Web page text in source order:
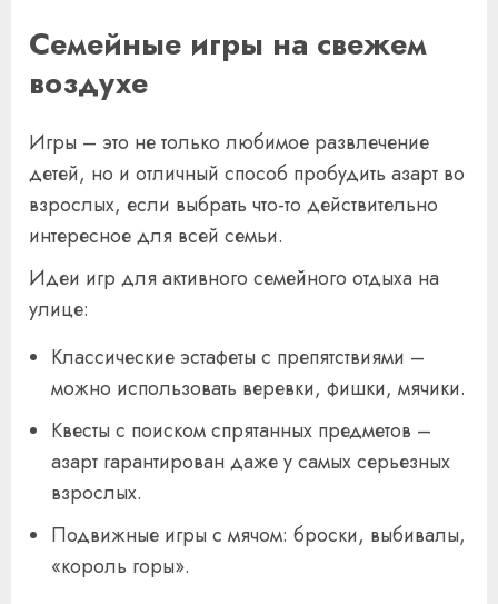
Семейные игры на свежем
воздухе
Игры – это не только любимое развлечение
детей, но и отличный способ пробудить азарт во
взрослых, если выбрать что-то действительно
интересное для всей семьи.
Идеи игр для активного семейного отдыха на
улице:
Классические эстафеты с препятствиями –
можно использовать веревки, фишки, мячики.
Квесты с поиском спрятанных предметов –
азарт гарантирован даже у самых серьезных
взрослых.
Подвижные игры с мячом: броски, выбивалы,
«король горы».